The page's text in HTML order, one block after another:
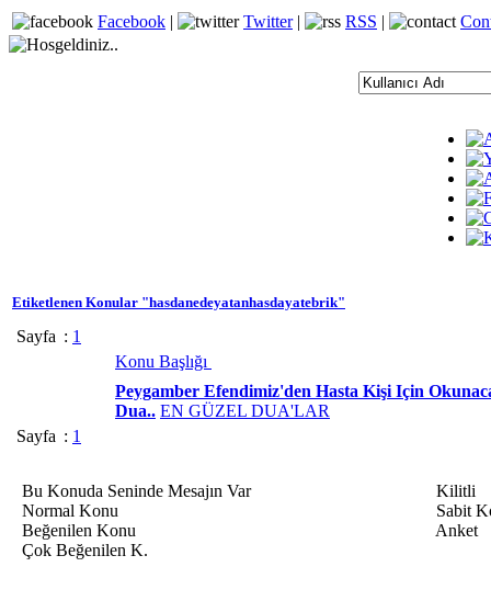
Facebook | Twitter| RSS |
Etiketlenen Konular "hasdanedeyatanhasdayatebrik"
Sayfa : 1
Konu Başlığı
Peygamber Efendimiz'den Hasta Kişi Için
Dua.. EN GÜZEL DUA'LAR
Sayfa : 1
Bu Konuda Seninde Mesajın Var
Normal Konu
Beğenilen Konu
Çok Beğenilen K.
Kilitli
Sabit
Anket